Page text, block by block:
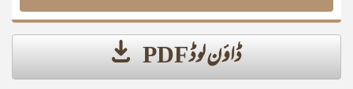
ڈاؤن لوڈ PDF